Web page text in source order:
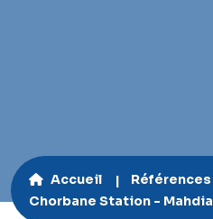
Accueil
Références
Chorbane Station - Mahdia